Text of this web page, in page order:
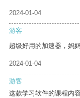
2024-01-04
游客
超级好用的加速器，妈
2024-01-04
游客
这款学习软件的课程内